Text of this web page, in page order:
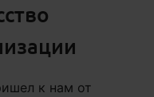
к нам от